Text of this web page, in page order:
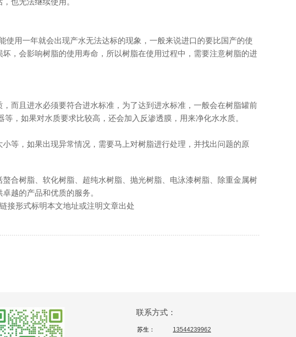
用一年就会出现产水无法达标的现象，一般来说进口的要比国产的使
，会影响树脂的使用寿命，所以树脂在使用过程中，需要注意树脂的进
而且进水必须要符合进水标准，为了达到进水标准，一般会在树脂罐前
，如果对水质要求比较高，还会加入反渗透膜，用来净化水水质。
等，如果出现异常情况，需要马上对树脂进行处理，并找出问题的原
合树脂、软化树脂、超纯水树脂、抛光树脂、电泳漆树脂、除重金属树
越的产品和优质的服务。
接形式标明本文地址或注明文章出处
联系方式：
苏生： 13544239962